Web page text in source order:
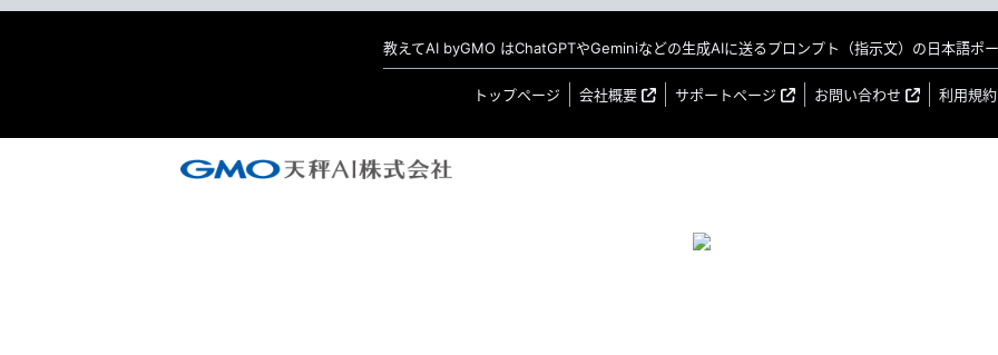
教えてAI byGMO はChatGPTやGeminiなどの生成AIに送るプロンプト（指示文）の日本語ポー
トップページ 会社概要 サポートページ お問い合わせ 利用規約